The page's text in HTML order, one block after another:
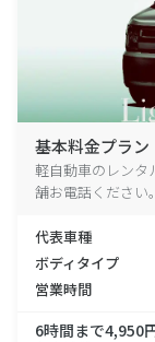
基本料金プラン
軽自動車のレンタ
舗お電話ください。
代表車種
ボディタイプ
営業時間
6時間まで4,950